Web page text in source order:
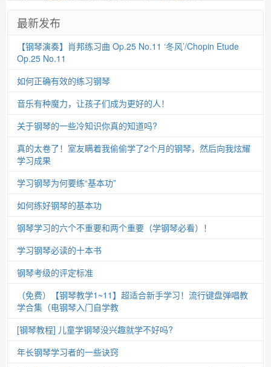
最新发布
【钢琴演奏】肖邦练习曲 Op.25 No.11 ‘冬风’/Chopin Etude
Op.25 No.11
如何正确有效的练习钢琴
音乐有种魔力，让孩子们成为更好的人！
关于钢琴的一些冷知识你真的知道吗?
真的太卷了！室友瞒着我偷偷学了2个月的钢琴，然后向我炫耀
学习成果
学习钢琴为何要练“基本功”
如何练好钢琴的基本功
钢琴学习的六个不重要和两个重要（学钢琴必看）！
学习钢琴必读的十本书
钢琴考级的评定标准
（免费）【钢琴教学1~11】超适合新手学习！流行键盘弹唱教
学合集（电钢琴入门自学教
[钢琴教程] 儿童学钢琴没兴趣就学不好吗?
年长钢琴学习者的一些诀窍